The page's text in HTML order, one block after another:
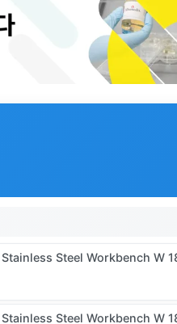
Steel Workbench W
Steel Workbench W